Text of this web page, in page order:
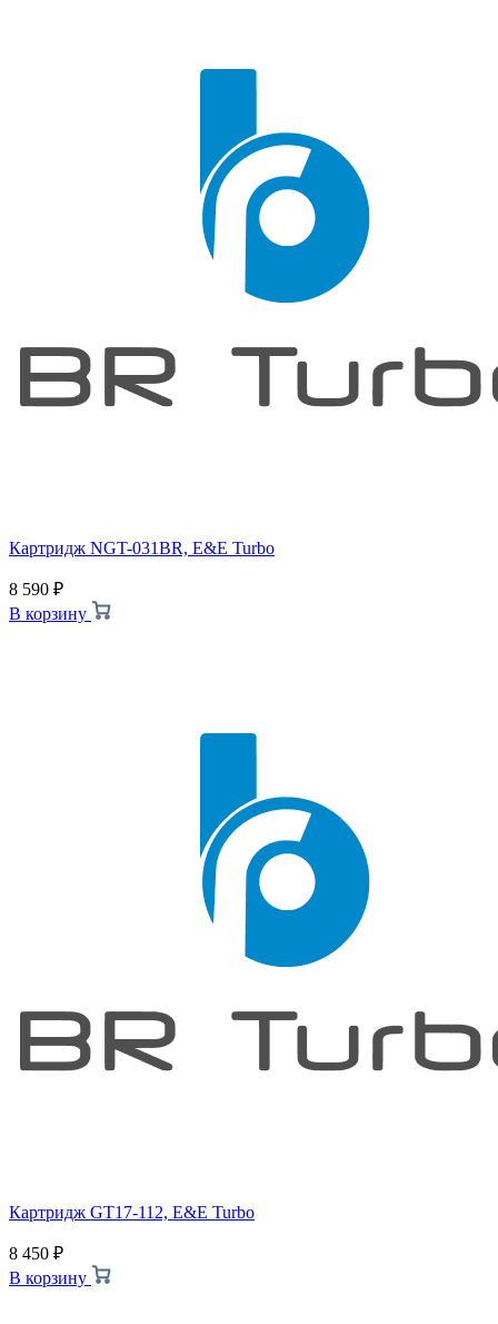
Картридж NGT-031BR, E&E Turbo
8 590 ₽
В корзину
Картридж GT17-112, E&E Turbo
8 450 ₽
В корзину